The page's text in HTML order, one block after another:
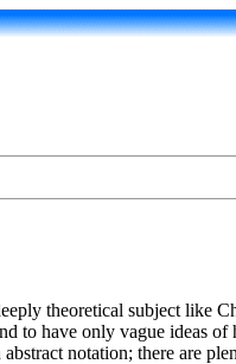
theoretical subject like
to have only vague ideas
notation; there are